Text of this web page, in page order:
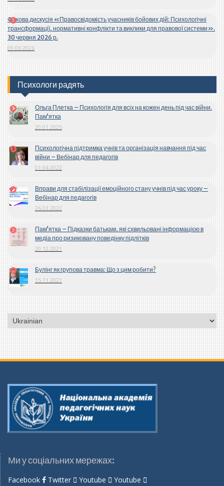
Фахова дискусія «Правосвідомість учасників бойових дій: Психологічні
трансформації, нормативні конфлікти та виклики для правової системи».
30 червня 2026 р.
09.06.2026
Психологи радять
Ольга Плетка – Психологія для всіх на кожен день під час війни.
Пам’ятка
20.01.2025
Психологічна підтримка учнів та організація навчання під час
війни – Вебінар для педагогів
01.04.2022
Вправи для стабілізації емоційного стану учнів під час уроку –
Вебінар для педагогів
26.03.2022
Пам’ятка – Підказки батькам, які схвильовані інформацією в
медіа про ризиковану поведінку підлітків
20.12.2021
Булінг як групова травма: Що з цим робити?
15.11.2021
Вибрати
мову
Ми у соціальних мережах:
Facebook Twitter Youtube Youtube